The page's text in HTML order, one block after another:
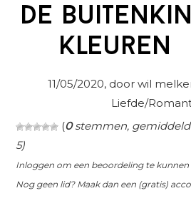
De
kleuren
11/05/2020, door wil
Liefde/
(0stemmen,
5)
Inloggen om een beoordeling te kunnen
Nog geen lid? Maak dan een (gratis)